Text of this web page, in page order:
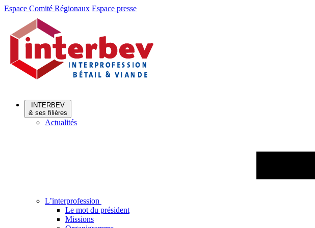
Aller
Aller
contenu
Espace Comité Régionaux Espace presse
INTERBEV
& ses filières
Actualités
L’interprofession
Le mot du président
Missions